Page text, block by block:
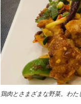
鶏肉とさまざまな野菜。わ